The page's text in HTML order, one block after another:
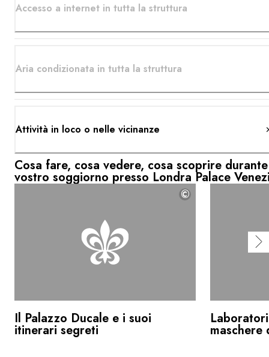
Accesso a internet in tutta la struttura
Aria condizionata in tutta la struttura
Attività in loco o nelle vicinanze
Cosa fare, cosa vedere, cosa scoprire
vostro soggiorno presso Londra Palace
©
Il Palazzo Ducale e i suoi
itinerari segreti